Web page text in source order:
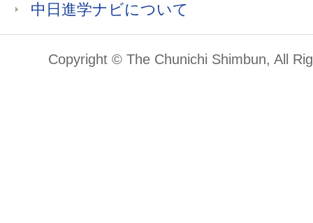
中日進学ナビについて
Copyright © The Chunichi Shimbun, All